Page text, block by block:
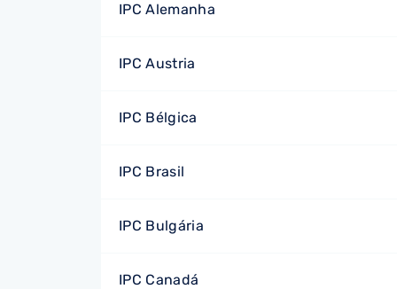
IPC Alemanha
IPC Austria
IPC Bélgica
IPC Brasil
IPC Bulgária
IPC Canadá